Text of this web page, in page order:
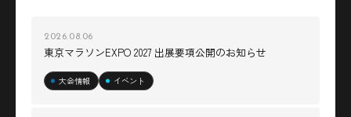
2026.08.06
東京マラソンEXPO 2027 出展要項公開のお知らせ
大会情報 イベント